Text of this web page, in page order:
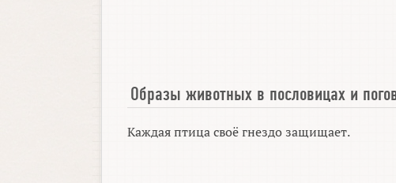
Образы животных в пословицах и
Каждая птица своё гнездо защищает.